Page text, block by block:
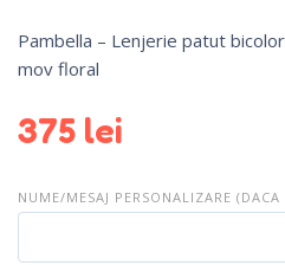
Pambella – Lenjerie patut
mov floral
375 lei
NUME/MESAJ PERSONALIZARE (DACA